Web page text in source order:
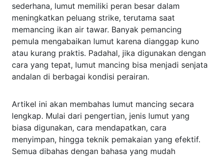
sederhana, lumut memiliki peran besar dalam
meningkatkan peluang strike, terutama saat
memancing ikan air tawar. Banyak pemancing
pemula mengabaikan lumut karena dianggap kuno
atau kurang praktis. Padahal, jika digunakan dengan
cara yang tepat, lumut mancing bisa menjadi senjata
andalan di berbagai kondisi perairan.
Artikel ini akan membahas lumut mancing secara
lengkap. Mulai dari pengertian, jenis lumut yang
biasa digunakan, cara mendapatkan, cara
menyimpan, hingga teknik pemakaian yang efektif.
Semua dibahas dengan bahasa yang mudah